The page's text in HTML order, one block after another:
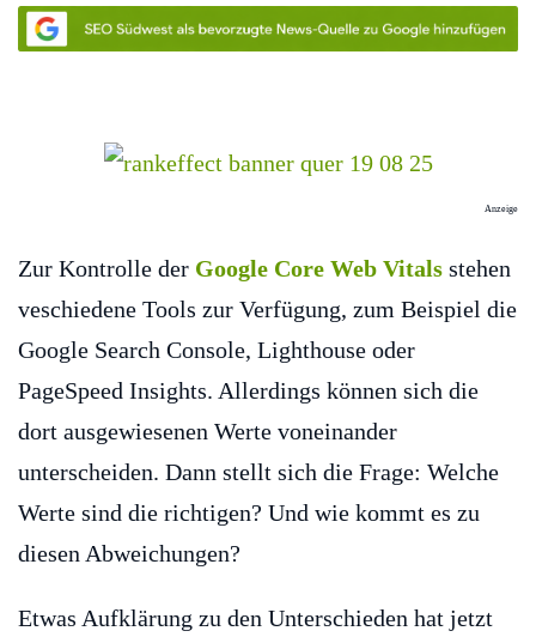
Anzeige
Zur Kontrolle der Google Core Web Vitals stehen
veschiedene Tools zur Verfügung, zum Beispiel die
Google Search Console, Lighthouse oder
PageSpeed Insights. Allerdings können sich die
dort ausgewiesenen Werte voneinander
unterscheiden. Dann stellt sich die Frage: Welche
Werte sind die richtigen? Und wie kommt es zu
diesen Abweichungen?
Etwas Aufklärung zu den Unterschieden hat jetzt